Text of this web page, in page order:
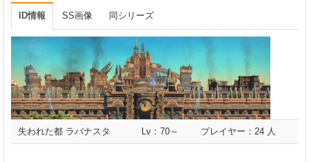
ID情報 SS画像 同シリーズ
失われた都 ラバナスタ Lv：70～ プレイヤー：24 人